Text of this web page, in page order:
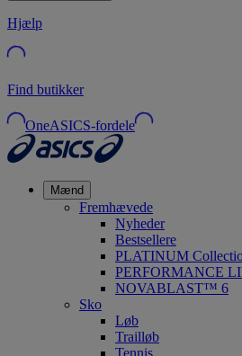
Hjælp
Find butikker
OneASICS-fordele
Mænd
Fremhævede
Nyheder
Bestsellere
PLATINUM
PERFORMANCE
NOVABLAST™ 6
Sko
Løb
Trailløb
Tennis